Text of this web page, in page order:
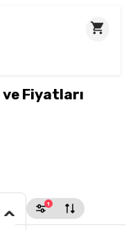
Fiyatları
1